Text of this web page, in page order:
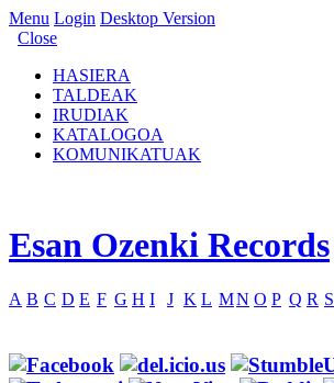
Menu Login Desktop Version
Close
HASIERA
TALDEAK
IRUDIAK
KATALOGOA
KOMUNIKATUAK
Esan Ozenki Records
A B C D E F G H I J K L MN O P Q R S